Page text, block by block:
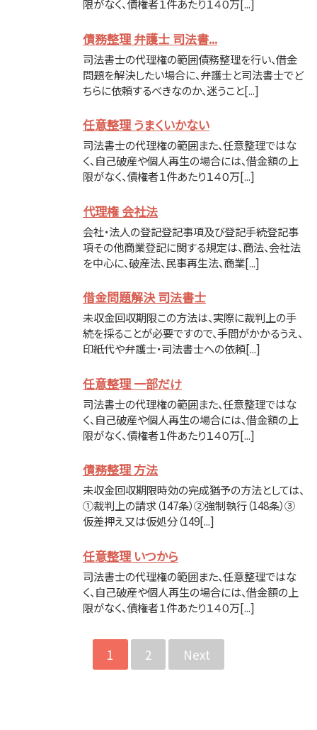
限がなく、債権者１件あたり１４０万[...]
債務整理 弁護士 司法書...
司法書士の代理権の範囲債務整理を行い、借金
問題を解決したい場合に、弁護士と司法書士でど
ちらに依頼するべきなのか、迷うこと[...]
任意整理 うまくいかない
司法書士の代理権の範囲また、任意整理ではな
く、自己破産や個人再生の場合には、借金額の上
限がなく、債権者１件あたり１４０万[...]
代理権 会社法
会社・法人の登記登記事項及び登記手続登記事
項その他商業登記に関する規定は、商法、会社法
を中心に、破産法、民事再生法、商業[...]
借金問題解決 司法書士
未収金回収期限この方法は、実際に裁判上の手
続を採ることが必要ですので、手間がかかるうえ、
印紙代や弁護士・司法書士への依頼[...]
任意整理 一部だけ
司法書士の代理権の範囲また、任意整理ではな
く、自己破産や個人再生の場合には、借金額の上
限がなく、債権者１件あたり１４０万[...]
債務整理 方法
未収金回収期限時効の完成猶予の方法としては、
①裁判上の請求（147条）②強制執行（148条）③
仮差押え又は仮処分（149[...]
任意整理 いつから
司法書士の代理権の範囲また、任意整理ではな
く、自己破産や個人再生の場合には、借金額の上
限がなく、債権者１件あたり１４０万[...]
1 2 Next